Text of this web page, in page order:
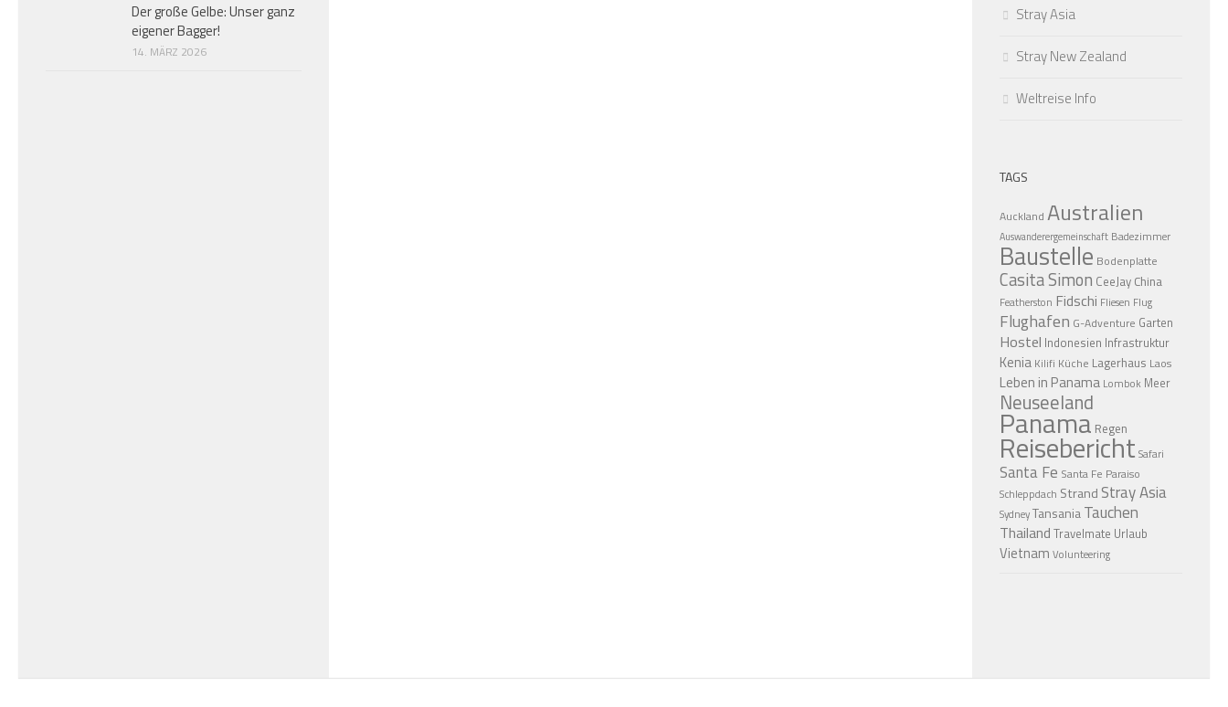
Der große Gelbe: Unser ganz
eigener Bagger!
14. MÄRZ 2026
Stray Asia
Stray New Zealand
Weltreise Info
TAGS
Auckland Australien
Auswanderergemeinschaft Badezimmer
Baustelle Bodenplatte
Casita Simon CeeJay China
Featherston Fidschi Fliesen Flug
Flughafen G-Adventure Garten
Hostel Indonesien Infrastruktur
Kenia Kilifi Küche Lagerhaus Laos
Leben in Panama Lombok Meer
Neuseeland
Panama Regen
Reisebericht Safari
Santa Fe Santa Fe Paraiso
Schleppdach Strand Stray Asia
SydneyTansaniaTauchen
Thailand Travelmate Urlaub
Vietnam Volunteering